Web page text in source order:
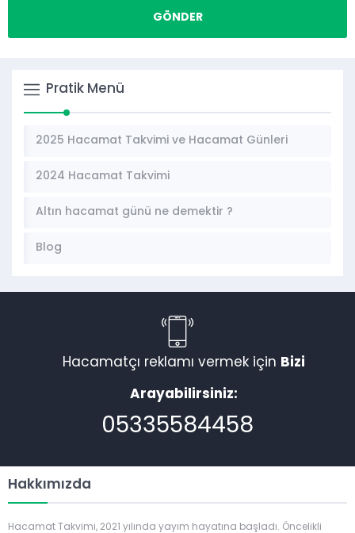
Pratik Menü
2025 Hacamat Takvimi ve Hacamat Günleri
2024 Hacamat Takvimi
Altın hacamat günü ne demektir ?
Blog
Hacamatçı reklamı vermek için Bizi
Arayabilirsiniz:
05335584458
Hakkımızda
Hacamat Takvimi, 2021 yılında yayım hayatına başladı. Öncelikli